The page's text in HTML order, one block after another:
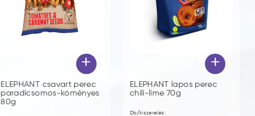
+
ELEPHANT csavart perec
paradicsomos-köményes
80g
+
ELEPHANT lapos perec
chili-lime 70g
Db/kiszerelés: